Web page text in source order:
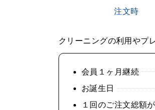
注文時
クリーニングの利用やプ
会員１ヶ月継続
お誕生日
１回のご注文総額